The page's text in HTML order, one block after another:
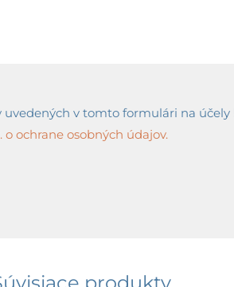
v tomto formulári na účely
o ochrane osobných údajov.
produkty